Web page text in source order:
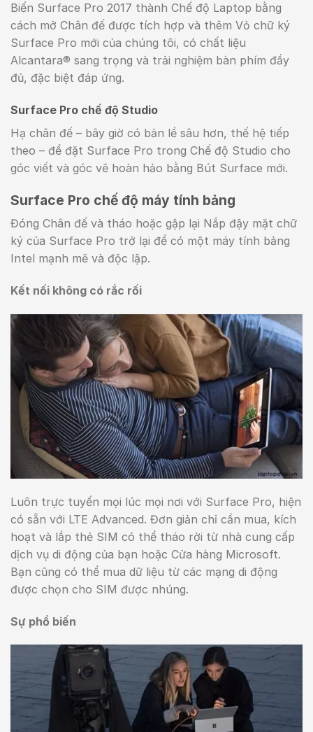
Biến Surface Pro 2017 thành Chế độ Laptop bằng
cách mở Chân đế được tích hợp và thêm Vỏ chữ ký
Surface Pro mới của chúng tôi, có chất liệu
Alcantara® sang trọng và trải nghiệm bàn phím đầy
đủ, đặc biệt đáp ứng.
Surface Pro chế độ Studio
Hạ chân đế – bây giờ có bản lề sâu hơn, thế hệ tiếp
theo – để đặt Surface Pro trong Chế độ Studio cho
góc viết và góc vẽ hoàn hảo bằng Bút Surface mới.
Surface Pro chế độ máy tính bảng
Đóng Chân đế và tháo hoặc gập lại Nắp đậy mặt chữ
ký của Surface Pro trở lại để có một máy tính bảng
Intel mạnh mẽ và độc lập.
Kết nối không có rắc rối
Luôn trực tuyến mọi lúc mọi nơi với Surface Pro, hiện
có sẵn với LTE Advanced. Đơn giản chỉ cần mua, kích
hoạt và lắp thẻ SIM có thể tháo rời từ nhà cung cấp
dịch vụ di động của bạn hoặc Cửa hàng Microsoft.
Bạn cũng có thể mua dữ liệu từ các mạng di động
được chọn cho SIM được nhúng.
Sự phổ biến